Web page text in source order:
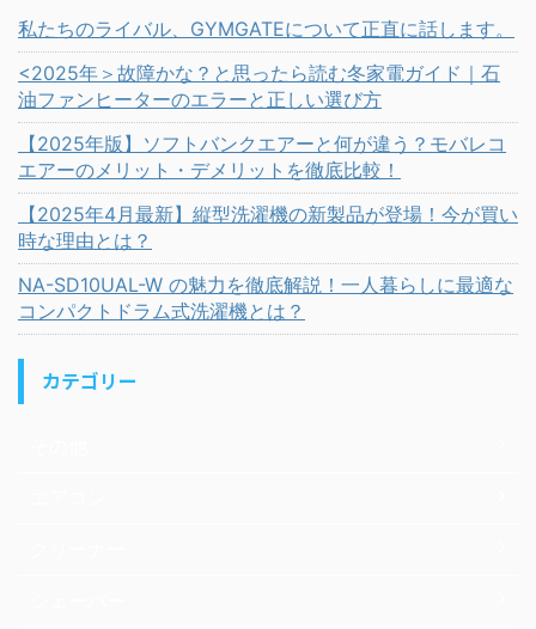
私たちのライバル、GYMGATEについて正直に話します。
<2025年＞故障かな？と思ったら読む冬家電ガイド｜石
油ファンヒーターのエラーと正しい選び方
【2025年版】ソフトバンクエアーと何が違う？モバレコ
エアーのメリット・デメリットを徹底比較！
【2025年4月最新】縦型洗濯機の新製品が登場！今が買い
時な理由とは？
NA-SD10UAL-W の魅力を徹底解説！一人暮らしに最適な
コンパクトドラム式洗濯機とは？
カテゴリー